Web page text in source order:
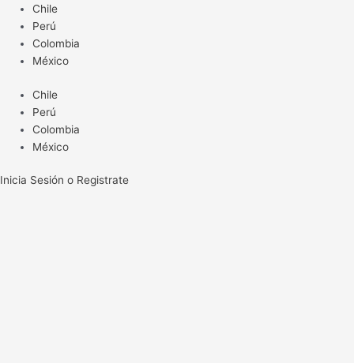
contenido
Chile
Perú
Colombia
México
Chile
Perú
Colombia
México
Inicia Sesión o Registrate